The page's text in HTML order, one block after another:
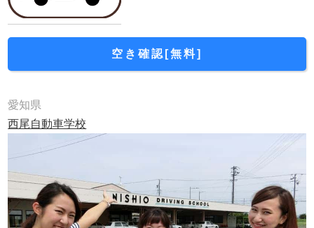
空き確認[無料]
愛知県
西尾自動車学校